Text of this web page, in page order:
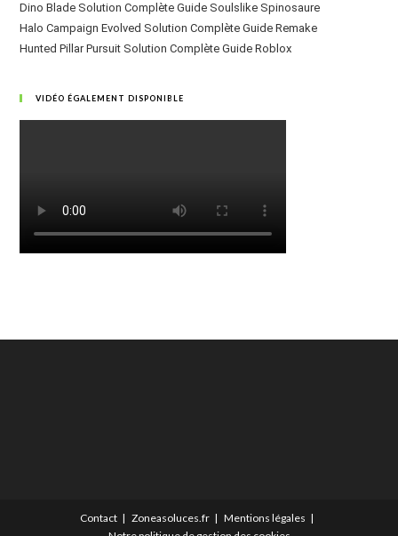
Dino Blade Solution Complète Guide Soulslike Spinosaure
Halo Campaign Evolved Solution Complète Guide Remake
Hunted Pillar Pursuit Solution Complète Guide Roblox
VIDÉO ÉGALEMENT DISPONIBLE
Contact Zoneasoluces.fr
Mentions légales